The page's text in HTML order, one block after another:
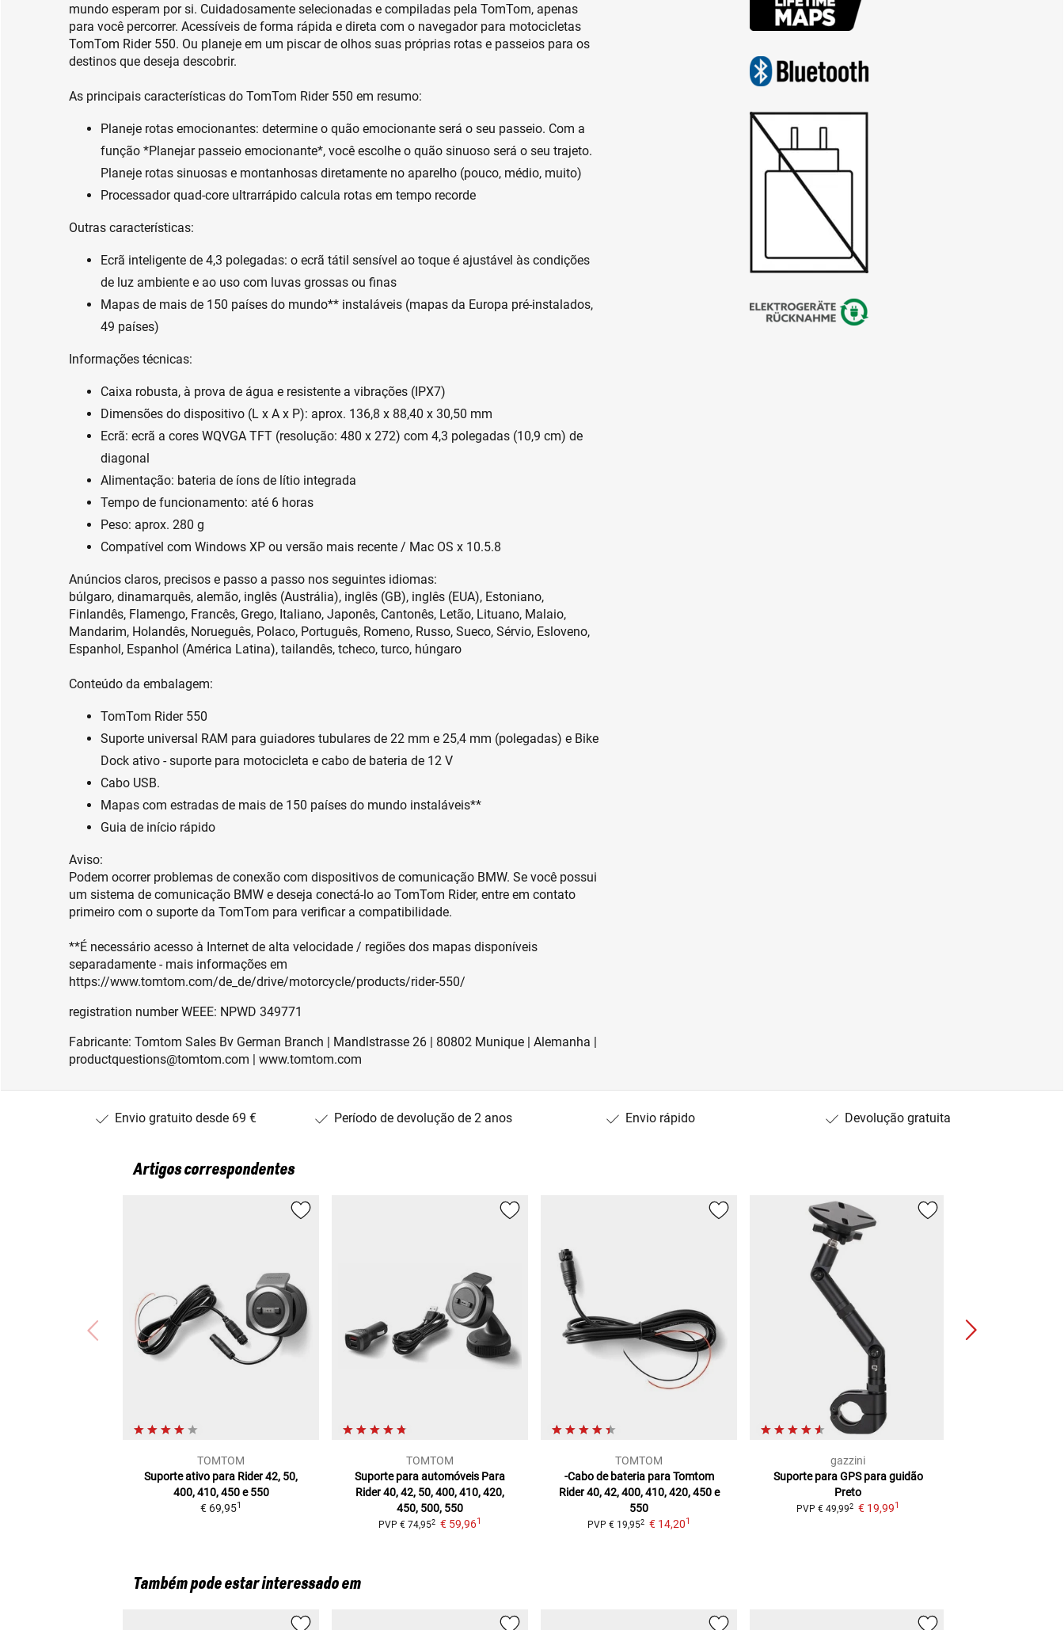
mundo esperam por si. Cuidadosamente selecionadas e compiladas pela TomTom, apenas
para você percorrer. Acessíveis de forma rápida e direta com o navegador para motocicletas
TomTom Rider 550. Ou planeje em um piscar de olhos suas próprias rotas e passeios para os
destinos que deseja descobrir.
As principais características do TomTom Rider 550 em resumo:
Planeje rotas emocionantes: determine o quão emocionante será o seu passeio. Com a
função *Planejar passeio emocionante*, você escolhe o quão sinuoso será o seu trajeto.
Planeje rotas sinuosas e montanhosas diretamente no aparelho (pouco, médio, muito)
Processador quad-core ultrarrápido calcula rotas em tempo recorde
Outras características:
Ecrã inteligente de 4,3 polegadas: o ecrã tátil sensível ao toque é ajustável às condições
de luz ambiente e ao uso com luvas grossas ou finas
Mapas de mais de 150 países do mundo** instaláveis (mapas da Europa pré-instalados,
49 países)
Informações técnicas:
Caixa robusta, à prova de água e resistente a vibrações (IPX7)
Dimensões do dispositivo (L x A x P): aprox. 136,8 x 88,40 x 30,50 mm
Ecrã: ecrã a cores WQVGA TFT (resolução: 480 x 272) com 4,3 polegadas (10,9 cm) de
diagonal
Alimentação: bateria de íons de lítio integrada
Tempo de funcionamento: até 6 horas
Peso: aprox. 280 g
Compatível com Windows XP ou versão mais recente / Mac OS x 10.5.8
Anúncios claros, precisos e passo a passo nos seguintes idiomas:
búlgaro, dinamarquês, alemão, inglês (Austrália), inglês (GB), inglês (EUA), Estoniano,
Finlandês, Flamengo, Francês, Grego, Italiano, Japonês, Cantonês, Letão, Lituano, Malaio,
Mandarim, Holandês, Norueguês, Polaco, Português, Romeno, Russo, Sueco, Sérvio, Esloveno,
Espanhol, Espanhol (América Latina), tailandês, tcheco, turco, húngaro
Conteúdo da embalagem:
TomTom Rider 550
Suporte universal RAM para guiadores tubulares de 22 mm e 25,4 mm (polegadas) e Bike
Dock ativo - suporte para motocicleta e cabo de bateria de 12 V
Cabo USB.
Mapas com estradas de mais de 150 países do mundo instaláveis**
Guia de início rápido
Aviso:
Podem ocorrer problemas de conexão com dispositivos de comunicação BMW. Se você possui
um sistema de comunicação BMW e deseja conectá-lo ao TomTom Rider, entre em contato
primeiro com o suporte da TomTom para verificar a compatibilidade.
**É necessário acesso à Internet de alta velocidade / regiões dos mapas disponíveis
separadamente - mais informações em
https://www.tomtom.com/de_de/drive/motorcycle/products/rider-550/
registration number WEEE: NPWD 349771
Fabricante: Tomtom Sales Bv German Branch | Mandlstrasse 26 | 80802 Munique | Alemanha |
productquestions@tomtom.com | www.tomtom.com
Envio gratuito desde 69 € Período de devolução de 2 anos Envio rápido Devolução gratuita
Artigos correspondentes
TOMTOM
Suporte ativo para Rider 42, 50,
400, 410, 450 e 550
€ 69,951
TOMTOM
Suporte para automóveis Para
Rider40, 42, 50, 400, 410, 420,
450, 500, 550
PVP € 74,952 € 59,961
TOMTOM
-Cabo de bateria para Tomtom
Rider 40, 42, 400, 410, 420, 450 e
550
PVP € 19,952 € 14,201
gazzini
Suporte para GPS para guidão
Preto
PVP € 49,992 € 19,991
Também pode estar interessado em